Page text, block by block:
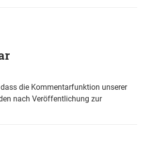
die Kommentarfunktion unserer
nach Veröffentlichung zur